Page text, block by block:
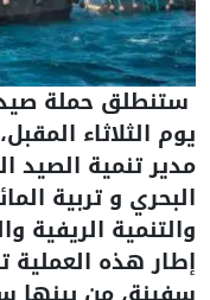
ستنطلق حملة صيد
يوم الثلاثاء
مدير تنمية الصيد
البحري و تربية
والتنمية الريفية